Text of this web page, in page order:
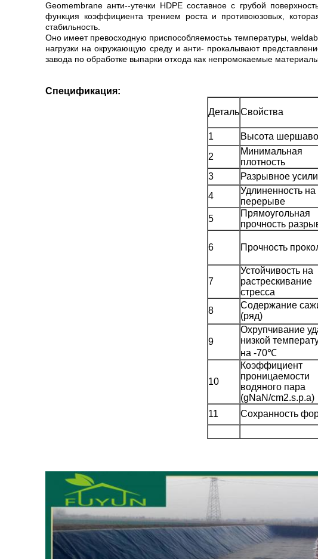
Geomembrane анти--утечки HDPE составное с грубой
функция коэффициента трением роста и противоюзовых,
стабильность.
Оно имеет превосходную приспособляемостьь температуры,
нагрузки на окружающую среду и анти- прокалывают
завода по обработке выпарки отхода как непромокаемые
Спецификация:
ДетальСвойства
1
Высота
2
Минимальная
плотность
3
Разрывное
4
Удлиненность на
перерыве
5
Прямоугольная
прочность
6 Прочность
7
Устойчивость на
растрескивание
стресса
8
Содержание
(ряд)
9
Охрупчивание
низкой
на -70℃
10
Коэффициент
проницаемости
водяного пара
(gNaN/cm2.s.p.a)
11 Сохранность